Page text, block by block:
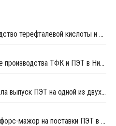
Indorama закрывает производство терефталевой кислоты и ПЭТ в Нидерландах
Indorama оценивает закрытие производства ТФК и ПЭТ в Нидерландах
Indorama Ventures возобновила выпуск ПЭТ на одной из двух своих линий в Нидерландах
Indorama Ventures объявила форс-мажор на поставки ПЭТ в Роттердаме